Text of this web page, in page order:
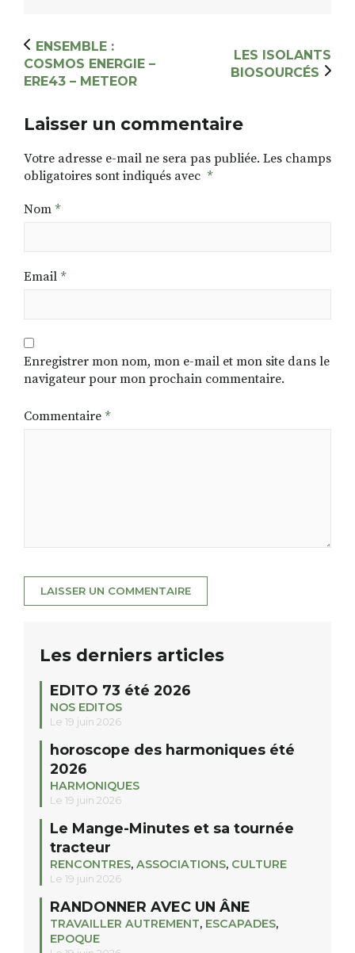
ENSEMBLE :
COSMOS ENERGIE –
ERE43 – METEOR
LES ISOLANTS
BIOSOURCÉS
Laisser un commentaire
Votre adresse e-mail ne sera pas publiée. Les champs
obligatoires sont indiqués avec *
Nom *
Email *
Enregistrer mon nom, mon e-mail et mon site dans le
navigateur pour mon prochain commentaire.
Commentaire *
Les derniers articles
EDITO 73 été 2026
NOS EDITOS
Le 19 juin 2026
horoscope des harmoniques été
2026
HARMONIQUES
Le 19 juin 2026
Le Mange-Minutes et sa tournée
tracteur
RENCONTRES, ASSOCIATIONS, CULTURE
Le 19 juin 2026
RANDONNER AVEC UN ÂNE
TRAVAILLER AUTREMENT, ESCAPADES,
EPOQUE